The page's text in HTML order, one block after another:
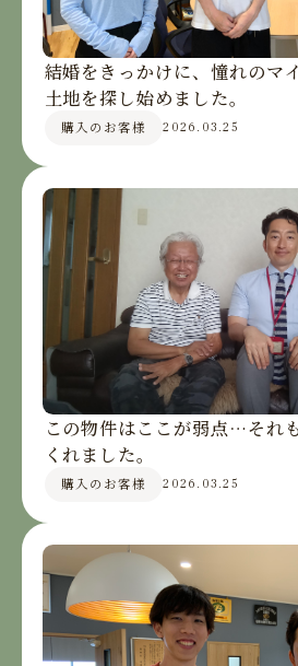
結婚をきっかけに、憧れのマ
土地を探し始めました。
購入のお客様 2026.03.25
この物件はここが弱点…それ
くれました。
購入のお客様 2026.03.25